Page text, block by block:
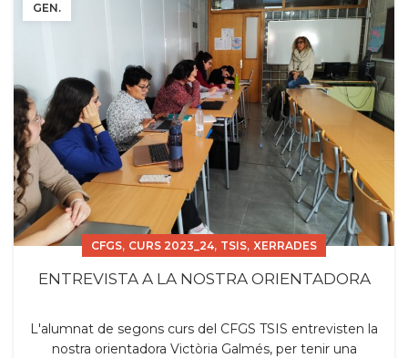
GEN.
CFGS, CURS 2023_24, TSIS, XERRADES
ENTREVISTA A LA NOSTRA ORIENTADORA
L'alumnat de segons curs del CFGS TSIS entrevisten la
nostra orientadora Victòria Galmés, per tenir una